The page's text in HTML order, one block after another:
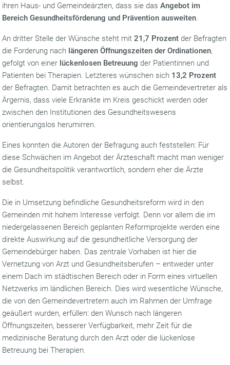
ihren Haus- und Gemeindeärzten, dass sie dasAngebot im
Bereich Gesundheitsförderung und Prävention ausweiten.
An dritter Stelle der Wünsche steht mit21,7 Prozentder Befragten
die Forderung nach längeren Öffnungszeiten der Ordinationen,
gefolgt von einer lückenlosen Betreuung der Patientinnen und
Patienten bei Therapien. Letzteres wünschen sich 13,2 Prozent
der Befragten. Damit betrachten es auch die Gemeindevertreter als
Ärgernis, dass viele Erkrankte im Kreis geschickt werden oder
zwischen den Institutionen des Gesundheitswesens
orientierungslos herumirren.
Eines konnten die Autoren der Befragung auch feststellen: Für
diese Schwächen im Angebot der Ärzteschaft macht man weniger
die Gesundheitspolitik verantwortlich, sondern eher die Ärzte
selbst.
Die in Umsetzung befindliche Gesundheitsreform wird in den
Gemeinden mit hohem Interesse verfolgt. Denn vor allem die im
niedergelassenen Bereich geplanten Reformprojekte werden eine
direkte Auswirkung auf die gesundheitliche Versorgung der
Gemeindebürger haben. Das zentrale Vorhaben ist hier die
Vernetzung von Arzt und Gesundheitsberufen – entweder unter
einem Dach im städtischen Bereich oder in Form eines virtuellen
Netzwerks im ländlichen Bereich. Dies wird wesentliche Wünsche,
die von den Gemeindevertretern auch im Rahmen der Umfrage
geäußert wurden, erfüllen: den Wunsch nach längeren
Öffnungszeiten, besserer Verfügbarkeit, mehr Zeit für die
medizinische Beratung durch den Arzt oder die lückenlose
Betreuung bei Therapien.